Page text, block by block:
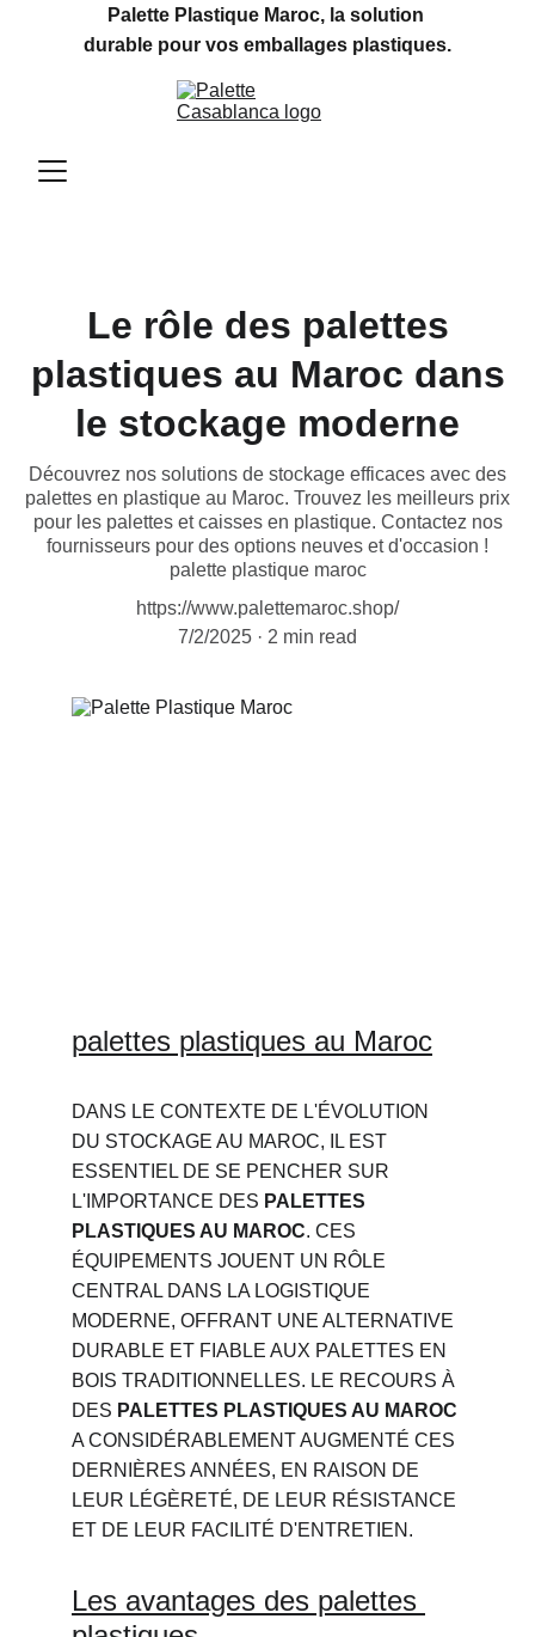
Palette Plastique Maroc, la solution
durable pour vos emballages plastiques.
Le rôle des palettes
plastiques au Maroc dans
le stockage moderne
Découvrez nos solutions de stockage efficaces avec des
palettes en plastique au Maroc. Trouvez les meilleurs prix
pour les palettes et caisses en plastique. Contactez nos
fournisseurs pour des options neuves et d'occasion !
palette plastique maroc
https://www.palettemaroc.shop/
7/2/2025
2 min read
palettes plastiques au Maroc
DANS LE CONTEXTE DE L'ÉVOLUTION
DU STOCKAGE AU MAROC, IL EST
ESSENTIEL DE SE PENCHER SUR
L'IMPORTANCE DES PALETTES
PLASTIQUES AU MAROC. CES
ÉQUIPEMENTS JOUENT UN RÔLE
CENTRAL DANS LA LOGISTIQUE
MODERNE, OFFRANT UNE ALTERNATIVE
DURABLE ET FIABLE AUX PALETTES EN
BOIS TRADITIONNELLES. LE RECOURS À
DES PALETTES PLASTIQUES AU MAROC
A CONSIDÉRABLEMENT AUGMENTÉ CES
DERNIÈRES ANNÉES, EN RAISON DE
LEUR LÉGÈRETÉ, DE LEUR RÉSISTANCE
ET DE LEUR FACILITÉ D'ENTRETIEN.
Les avantages des palettes